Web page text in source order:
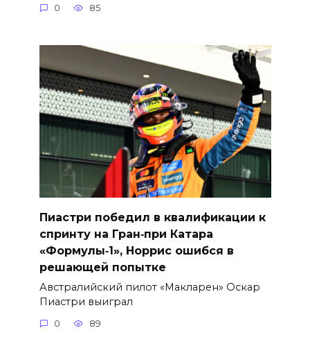
0 85
Пиастри победил в квалификации к
спринту на Гран‑при Катара
«Формулы‑1», Норрис ошибся в
решающей попытке
Австралийский пилот «Макларен» Оскар
Пиастри выиграл
0 89